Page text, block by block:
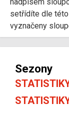
setřídíte dle
vyznačeny
Sezony